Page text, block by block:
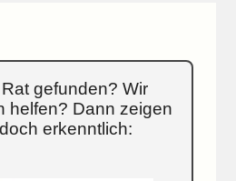
gefunden? Wir
helfen? Dann zeigen
erkenntlich: